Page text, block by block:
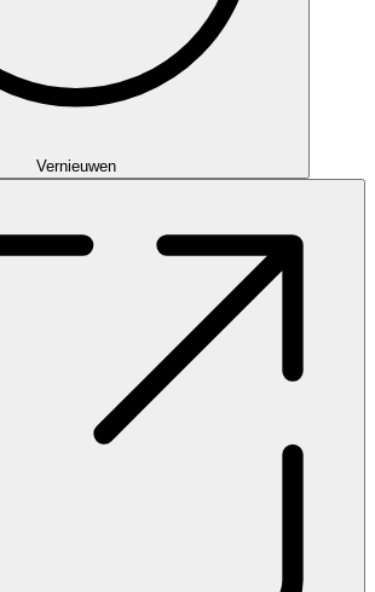
Vernieuwen